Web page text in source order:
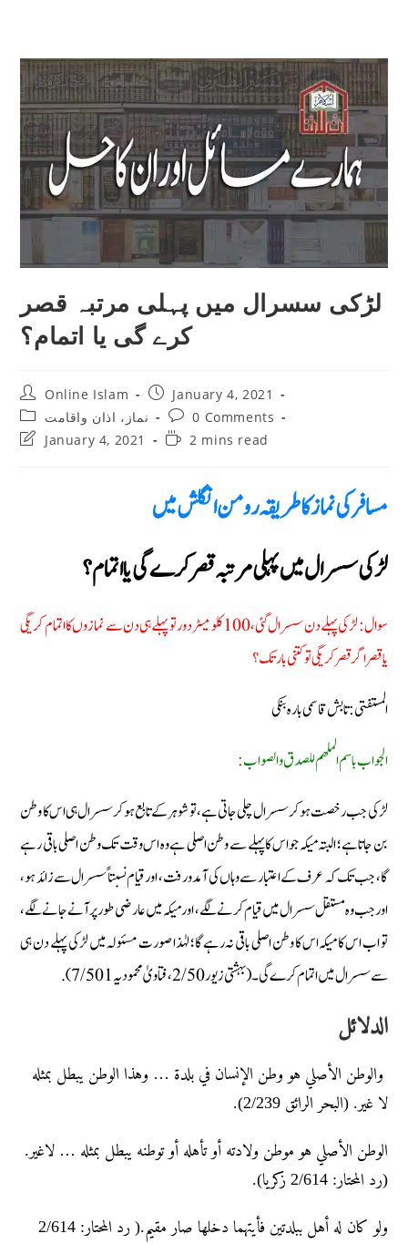
لڑکی سسرال میں پہلی مرتبہ قصر
کرے گی یا اتمام؟
Post
author:
Online Islam
Post
published:
January 4, 2021
Post
category:
نماز، اذان واقامت
Post
comments:
0 Comments
PostJanuary 4, 2021
Reading2 mins read
مسافر كى نماز كا طرىقہ رومن انگلش مىں
لڑکی سسرال میں پہلی مرتبہ قصر کرے گی یا اتمام؟
سوال: لڑکی پہلے دن سسرال گئی، 100 کلو میٹر دور تو پہلے ہی دن سے نمازوں کا اتمام کریگی
یا قصر اگر قصر کریگی تو کتنی بار تک؟
المستفتی : تابش قاسمی بارہ بنکی
الجواب باسم الملهم للصدق والصواب :
لڑکی جب رخصت ہوکر سسرال چلی جاتی ہے، تو شوہر کے تابع ہوکر سسرال ہی اس کا وطن
بن جاتا ہے؛ البتہ میکہ جو اس کا پہلے سے وطن اصلی ہے وہ اس وقت تک وطن اصلی باقی رہے
گا، جب تک کہ عرف کے اعتبار سے وہاں کی آمد ورفت، اور قیام نسبتاً سسرال سے زائد ہو،
اور جب وہ مستقل سسرال میں قیام کرنے لگے، اور میکہ میں عارضی طور پر آنے جانے لگے،
تو اب اس کا میکہ اس کا وطن اصلی باقی نہ رہے گا؛ لہٰذا صورت مسئولہ میں لڑکی پہلے دن ہی
سے سسرال میں اتمام کرے گی۔ (بہشتی زیور 2/50،فتاویٰ محمودیہ 7/501).
الدلائل
والوطن الأصلي هو وطن الإنسان في بلدة … وهذا الوطن یبطل بمثله
لا غیر. (البحر الرائق 2/239).
الوطن الأصلي هو موطن ولادته أو تأهله أو توطنه یبطل بمثله … لاغیر.
(رد المحتار: 2/614 زکریا).
ولو کان له أهل ببلدتین فأیتهما دخلها صار مقیم.( رد المحتار: 2/614